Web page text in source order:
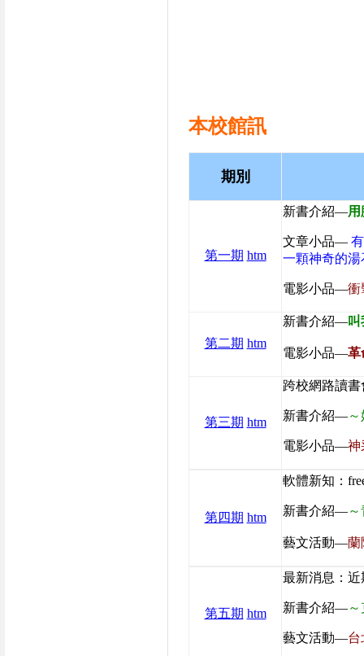
本校館訊
期別
第一期 htm
新書介紹—
文章小品—
一顆神奇的
電影小品—衝
第二期 htm
新書介紹—
電影小品—革
第三期 htm
跨校網路讀
新書介紹—
電影小品—神
第四期 htm
軟體新知：
新書介紹—～
藝文活動—蘭
第五期 htm
最新消息：
新書介紹—～
藝文活動—台